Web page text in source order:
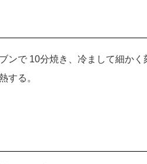
ンで 10分焼き、冷まして細か
する。